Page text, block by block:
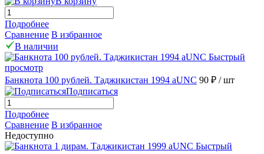
Подробнее
Сравнение В избранное
В наличии
Быстрый
просмотр
Банкнота 100 рублей. Таджикистан 1994 aUNC 90 ₽ / шт
Подписаться
Подробнее
Сравнение В избранное
Недоступно
Быстрый